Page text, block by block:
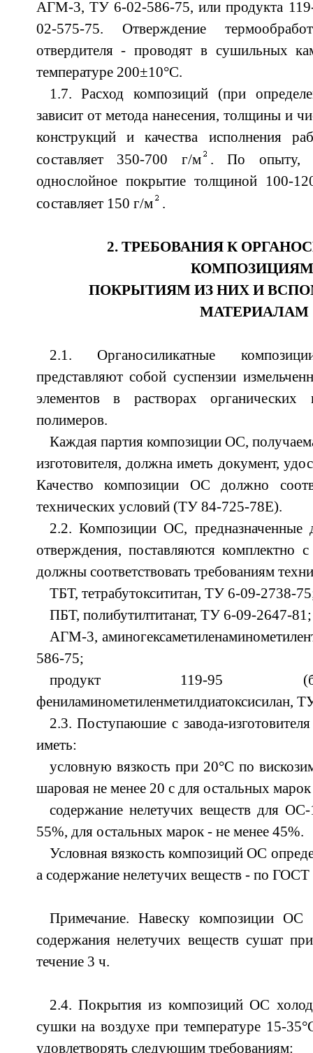
АГМ-3, ТУ 6-02-586-75, или продукта
02-575-75. Отверждение
отвердителя - проводят в сушильных
температуре 200±10°С.
1.7. Расход композиций (при
зависит от метода нанесения, толщины и
конструкций и качества исполнения
составляет 350-700 г/м
. По опыту,
однослойное покрытие толщиной 100-
составляет 150 г/м
.
2. ТРЕБОВАНИЯ К
ПОКРЫТИЯМ ИЗ НИХ И
МАТЕРИАЛАМ
2.1. Органосиликатные
представляют собой суспензии
элементов в растворах органических
полимеров.
Каждая партия композиции ОС,
изготовителя, должна иметь документ,
Качество композиции ОС должно
технических условий (ТУ 84-725-78Е).
2.2. Композиции ОС, предназначенные
отверждения, поставляются комплектно
должны соответствовать требованиям
ТБТ, тетрабутоксититан, ТУ 6-09-2738-
ПБТ, полибутилтитанат, ТУ 6-09-2647-81;
АГМ-3,
586-75;
продукт 119-95
фениламинометиленметилдиатоксисилан,
2.3. Поступаюшие с завода-
иметь:
условную вязкость при 20°С по
шаровая не менее 20 с для остальных
содержание нелетучих веществ для
55%, для остальных марок - не менее 45%.
Условная вязкость композиций ОС
а содержание нелетучих веществ - по
Примечание. Навеску композиции ОС
содержания нелетучих веществ сушат
течение 3 ч.
2.4. Покрытия из композиций ОС
сушки на воздухе при температуре 15-
удовлетворять следующим требованиям: